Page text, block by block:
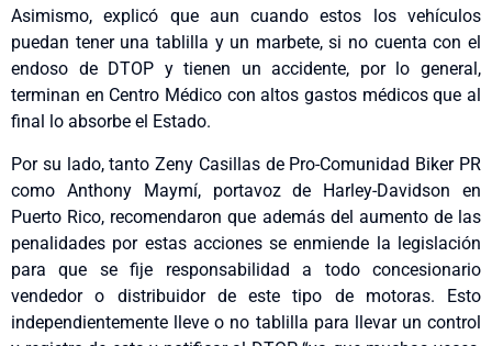
Asimismo, explicó que aun cuando estos los vehículos
puedan tener una tablilla y un marbete, si no cuenta con el
endoso de DTOP y tienen un accidente, por lo general,
terminan en Centro Médico con altos gastos médicos que al
final lo absorbe el Estado.
Por su lado, tanto Zeny Casillas de Pro-Comunidad Biker PR
como Anthony Maymí, portavoz de Harley-Davidson en
Puerto Rico, recomendaron que además del aumento de las
penalidades por estas acciones se enmiende la legislación
para que se fije responsabilidad a todo concesionario
vendedor o distribuidor de este tipo de motoras. Esto
independientemente lleve o no tablilla para llevar un control